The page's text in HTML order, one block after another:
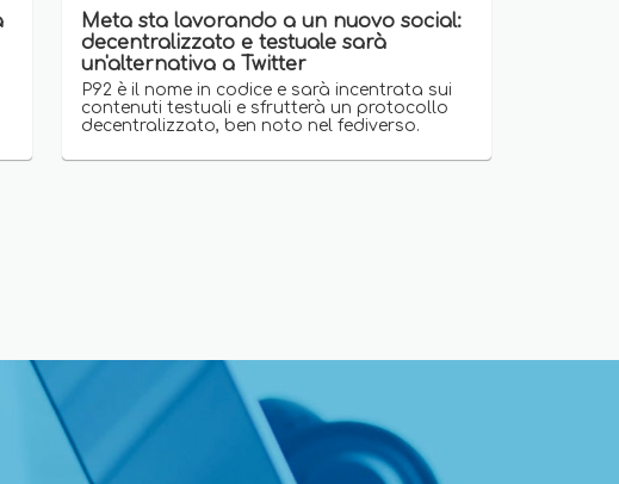
Meta sta lavorando a un nuovo social:
decentralizzato e testuale sarà
un'alternativa a Twitter
P92 è il nome in codice e sarà incentrata sui
contenuti testuali e sfrutterà un protocollo
decentralizzato, ben noto nel fediverso.